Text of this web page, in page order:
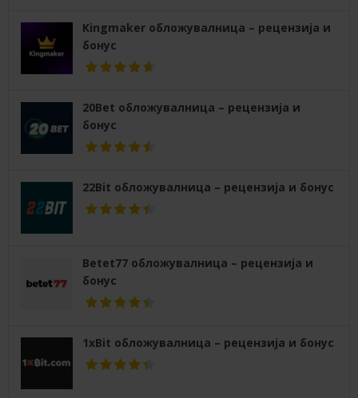
Kingmaker обложувалница – рецензија и
бонус
20Bet обложувалница – рецензија и
бонус
22Bit обложувалница – рецензија и бонус
Betet77 обложувалница – рецензија и
бонус
1xBit обложувалница – рецензија и бонус